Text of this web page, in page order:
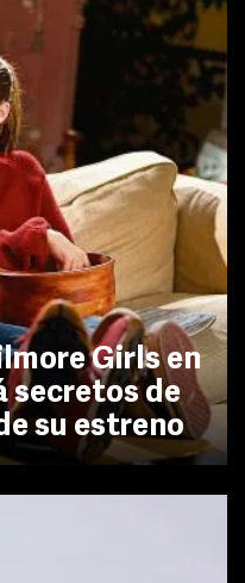
Girls en
secretos de
su estreno